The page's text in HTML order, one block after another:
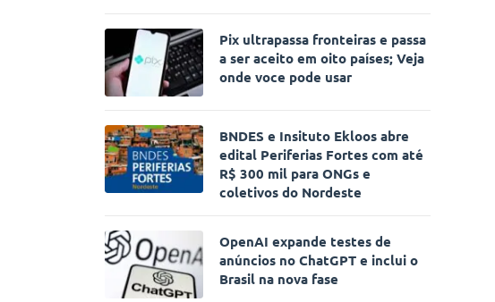
Pix ultrapassa fronteiras e passa
a ser aceito em oito países; Veja
onde voce pode usar
BNDES e Insituto Ekloos abre
edital Periferias Fortes com até
R$ 300 mil para ONGs e
coletivos do Nordeste
OpenAI expande testes de
anúncios no ChatGPT e inclui o
Brasil na nova fase